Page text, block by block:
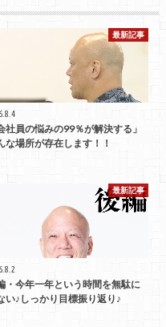
最新記事
社員の悩みの99％が解決する」
な場所が存在します！！
最新記事
・今年一年という時間を無駄に
い♪しっかり目標振り返り♪